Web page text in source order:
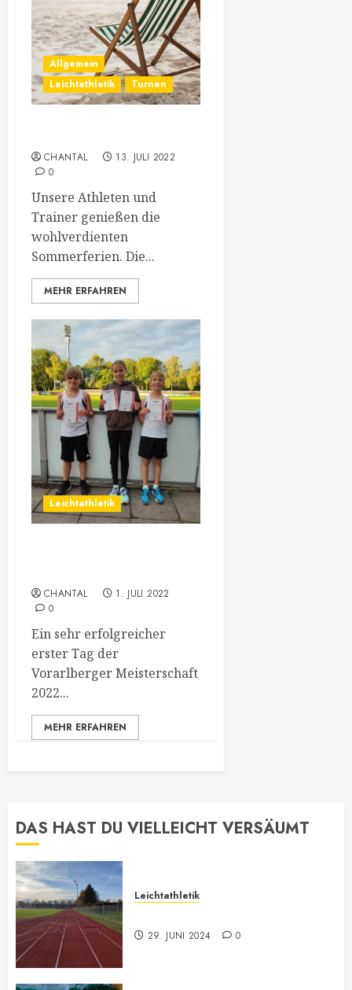
Allgemein
Leichtathletik
Turnen
CHANTAL
13. JULI 2022
0
Unsere Athleten und
Trainer genießen die
wohlverdienten
Sommerferien. Die...
MEHR ERFAHREN
Leichtathletik
CHANTAL
1. JULI 2022
0
Ein sehr erfolgreicher
erster Tag der
Vorarlberger Meisterschaft
2022...
MEHR ERFAHREN
DAS HAST DU VIELLEICHT VERSÄUMT
Leichtathletik
29. JUNI 2024 0